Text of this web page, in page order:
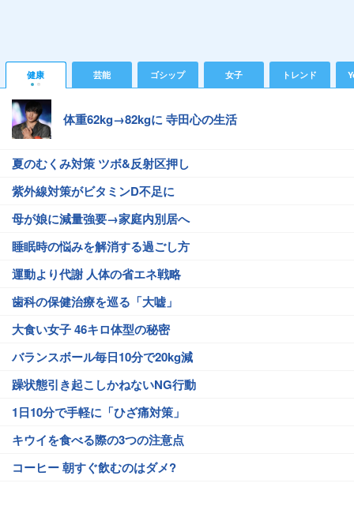
健康 芸能 ゴシップ 女子 トレンド
体重62kg→82kgに 寺田心の生活
夏のむくみ対策 ツボ&反射区押し
紫外線対策がビタミンD不足に
母が娘に減量強要→家庭内別居へ
睡眠時の悩みを解消する過ごし方
運動より代謝 人体の省エネ戦略
歯科の保健治療を巡る「大嘘」
大食い女子 46キロ体型の秘密
バランスボール毎日10分で20kg減
躁状態引き起こしかねないNG行動
1日10分で手軽に「ひざ痛対策」
キウイを食べる際の3つの注意点
コーヒー 朝すぐ飲むのはダメ?